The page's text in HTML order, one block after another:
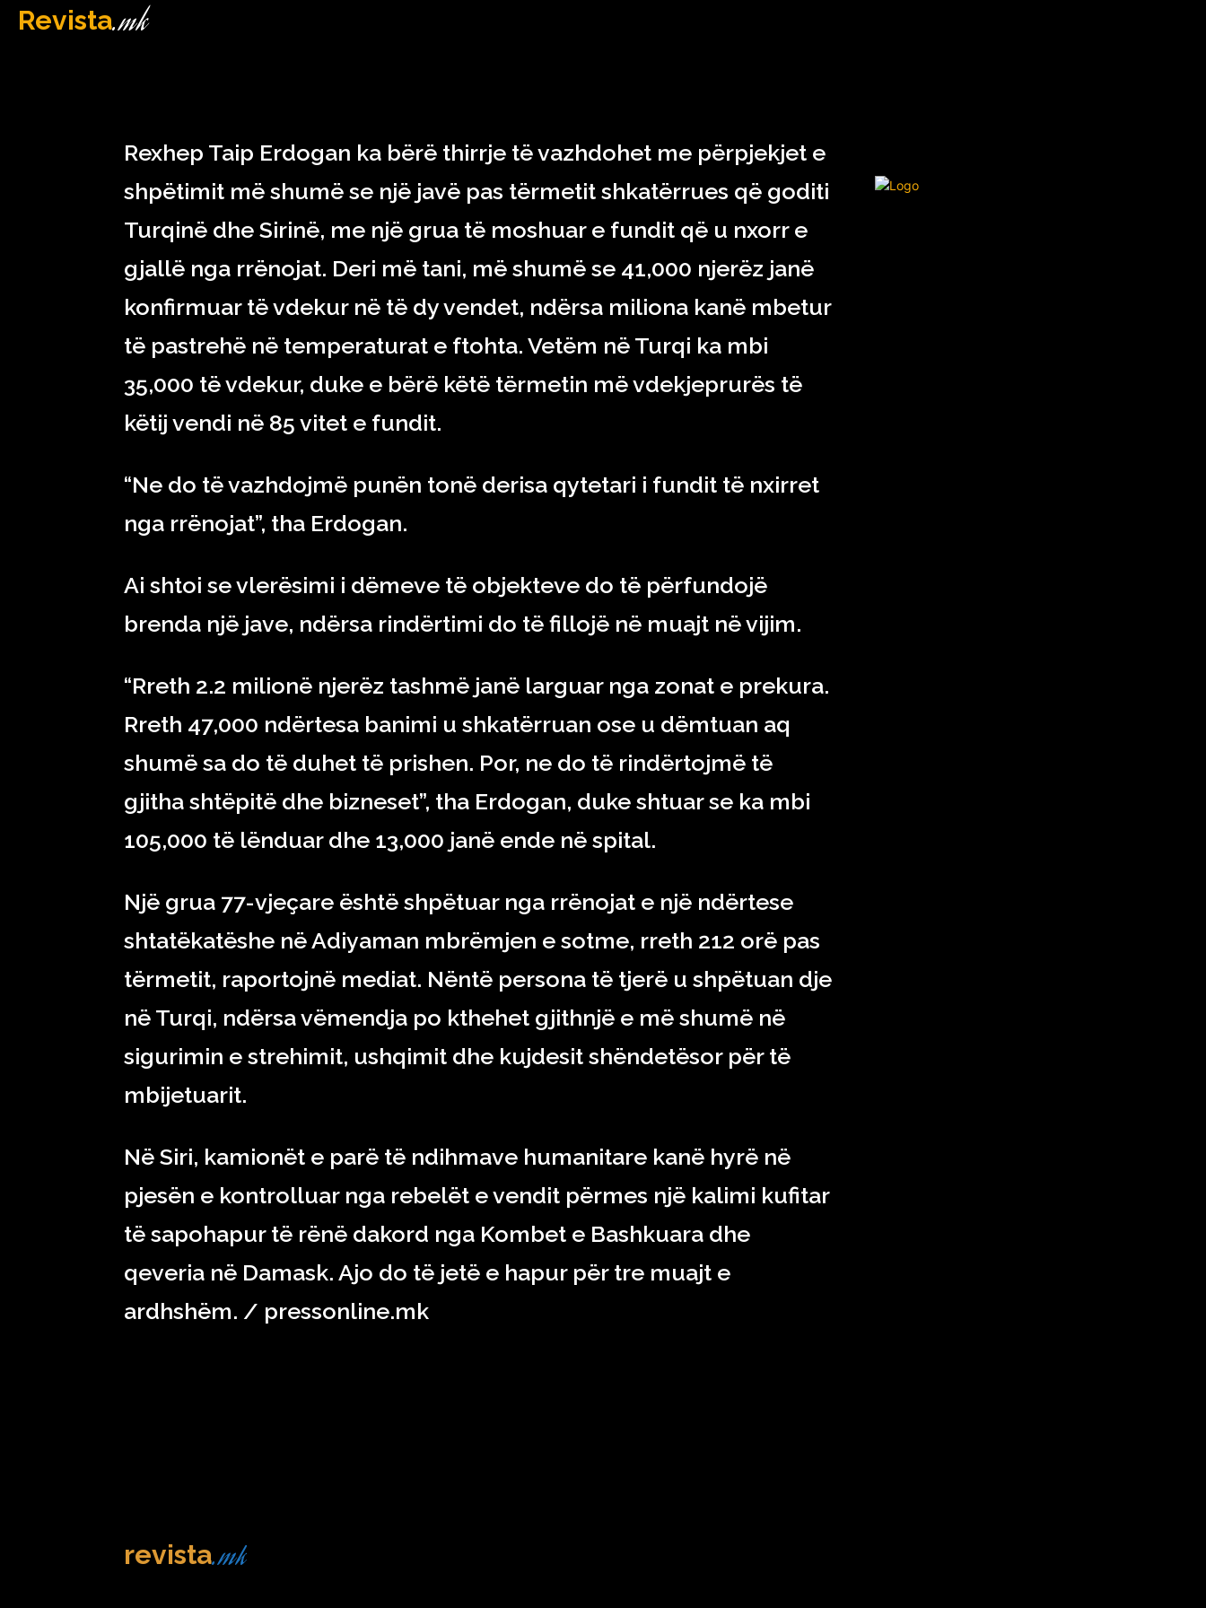
Revista.mk
Rexhep Taip Erdogan ka bërë thirrje të vazhdohet me përpjekjet e
shpëtimit më shumë se një javë pas tërmetit shkatërrues që goditi
Turqinë dhe Sirinë, me një grua të moshuar e fundit që u nxorr e
gjallë nga rrënojat. Deri më tani, më shumë se 41,000 njerëz janë
konfirmuar të vdekur në të dy vendet, ndërsa miliona kanë mbetur
të pastrehë në temperaturat e ftohta. Vetëm në Turqi ka mbi
35,000 të vdekur, duke e bërë këtë tërmetin më vdekjeprurës të
këtij vendi në 85 vitet e fundit.
“Ne do të vazhdojmë punën tonë derisa qytetari i fundit të nxirret
nga rrënojat”, tha Erdogan.
Ai shtoi se vlerësimi i dëmeve të objekteve do të përfundojë
brenda një jave, ndërsa rindërtimi do të fillojë në muajt në vijim.
“Rreth 2.2 milionë njerëz tashmë janë larguar nga zonat e prekura.
Rreth 47,000 ndërtesa banimi u shkatërruan ose u dëmtuan aq
shumë sa do të duhet të prishen. Por, ne do të rindërtojmë të
gjitha shtëpitë dhe bizneset”, tha Erdogan, duke shtuar se ka mbi
105,000 të lënduar dhe 13,000 janë ende në spital.
Një grua 77-vjeçare është shpëtuar nga rrënojat e një ndërtese
shtatëkatëshe në Adiyaman mbrëmjen e sotme, rreth 212 orë pas
tërmetit, raportojnë mediat. Nëntë persona të tjerë u shpëtuan dje
në Turqi, ndërsa vëmendja po kthehet gjithnjë e më shumë në
sigurimin e strehimit, ushqimit dhe kujdesit shëndetësor për të
mbijetuarit.
Në Siri, kamionët e parë të ndihmave humanitare kanë hyrë në
pjesën e kontrolluar nga rebelët e vendit përmes një kalimi kufitar
të sapohapur të rënë dakord nga Kombet e Bashkuara dhe
qeveria në Damask. Ajo do të jetë e hapur për tre muajt e
ardhshëm. / pressonline.mk
revista.mk